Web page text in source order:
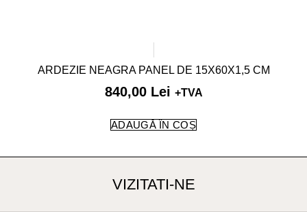
ARDEZIE NEAGRA PANEL DE 15X60X1,5 CM
840,00 Lei +TVA
ADAUGĂ ÎN COȘ
VIZITATI-NE